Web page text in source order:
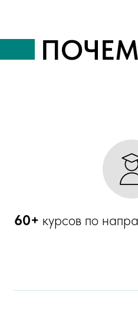
60+ курсов по